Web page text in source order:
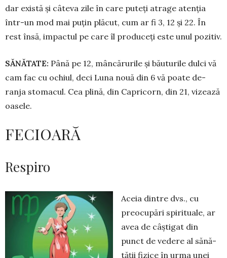
dar există și câteva zile în care pu­teți atrage atenția
într-un mod mai puțin plăcut, cum ar fi 3, 12 și 22. În
rest însă, impactul pe care îl produceți este unul pozitiv.
SĂNĂTATE: Până pe 12, mâncă­ru­rile și băuturile dulci vă
cam fac cu ochiul, deci Luna nouă din 6 vă poate de­
ranja stomacul. Cea plină, din Ca­pricorn, din 21, vizează
oasele.
FECIOARĂ
Respiro
Aceia dintre dvs., cu
preo­cupări spirituale, ar
avea de câștigat din
punct de vedere al sănă­
tății fizice în urma unei